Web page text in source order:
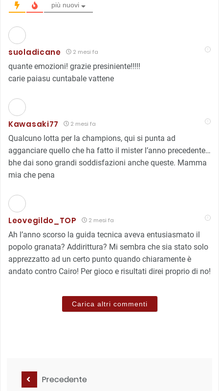
più nuovi
suoladicane 2 mesi fa
quante emozioni! grazie presiniente!!!!!
carie paiasu cuntabale vattene
Kawasaki77 2 mesi fa
Qualcuno lotta per la champions, qui si punta ad
agganciare quello che ha fatto il mister l’anno precedente…
bhe dai sono grandi soddisfazioni anche queste. Mamma
mia che pena
Leovegildo_TOP 2 mesi fa
Ah l’anno scorso la guida tecnica aveva entusiasmato il
popolo granata? Addirittura? Mi sembra che sia stato solo
apprezzatto ad un certo punto quando chiaramente è
andato contro Cairo! Per gioco e risultati direi proprio di no!
Carica altri commenti
Precedente